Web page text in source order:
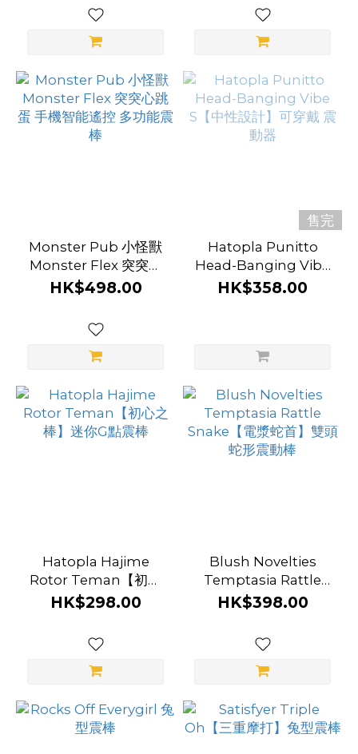
Monster Pub 小怪獸
Monster Flex 突突心
跳蛋 手機智能遙控 多功
HK$498.00
售完
Hatopla Punitto
Head-Banging Vibe
S【中性設計】可穿戴
HK$358.00
Hatopla Hajime
Rotor Teman【初心
之棒】迷你G點震棒
HK$298.00
Blush Novelties
Temptasia Rattle
Snake【電漿蛇首】雙
HK$398.00